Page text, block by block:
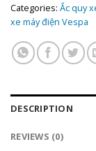
Categories: Ắc quy
xe máy điện Vespa
DESCRIPTION
REVIEWS (0)